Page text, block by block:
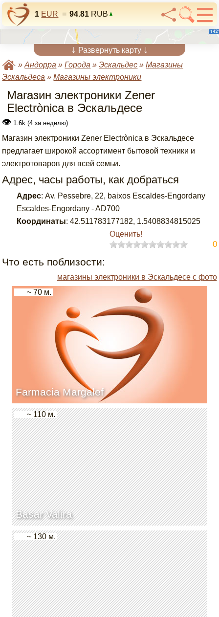
1 EUR = 94.81 RUB
↓ Развернуть карту ↓
»Андорра »Города »Эскальдес »Магазины
Эскальдеса »Магазины электроники
Магазин электроники Zener
Electrònica в Эскальдесе
👁 1.6k (4 за неделю)
Магазин электроники Zener Electrònica в Эскальдесе
предлагает широкой ассортимент бытовой техники и
электротоваров для всей семьи.
Адрес, часы работы, как добраться
Адрес:Av. Pessebre, 22, baixos Escaldes-Engordany
Escaldes-Engordany - AD700
Координаты: 42.511783177182, 1.5408834815025
Оценить!
0
Что есть поблизости:
магазины электроники в Эскальдесе с фото
Farmacia Margalef
~ 70 м.
Basar Valira
~ 110 м.
~ 130 м.